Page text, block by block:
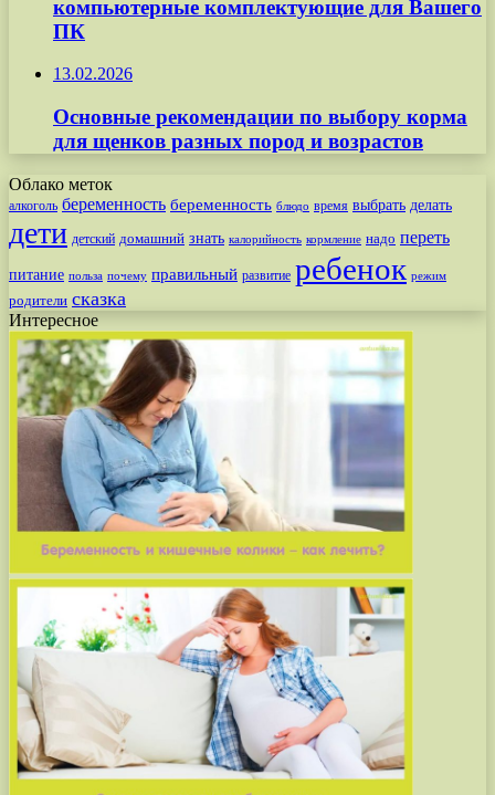
компьютерные комплектующие для Вашего
ПК
13.02.2026
Основные рекомендации по выбору корма
для щенков разных пород и возрастов
Облако меток
алкоголь беременность беременность блюдо время выбрать делать
дети детский домашний знать калорийность кормление надо переть
питание польза почему правильный развитие ребенок режим
родители сказка
Интересное